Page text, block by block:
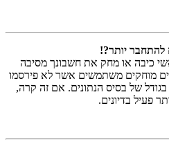
להתחבר יותר?!
כיבה או מחק את חשבונך מסיבה
מוחקים משתמשים אשר לא פירסמו
של בסיס הנתונים. אם זה קרה,
פעיל בדיונים.